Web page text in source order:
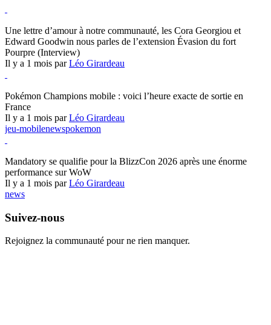
Une lettre d’amour à notre communauté, les Cora Georgiou et
Edward Goodwin nous parles de l’extension Évasion du fort
Pourpre (Interview)
Il y a 1 mois parLéo Girardeau
Pokémon Champions mobile : voici l’heure exacte de sortie en
France
Il y a 1 mois parLéo Girardeau
jeu-mobilenewspokemon
Mandatory se qualifie pour la BlizzCon 2026 après une énorme
performance sur WoW
Il y a 1 mois parLéo Girardeau
news
Suivez-nous
Rejoignez la communauté pour ne rien manquer.